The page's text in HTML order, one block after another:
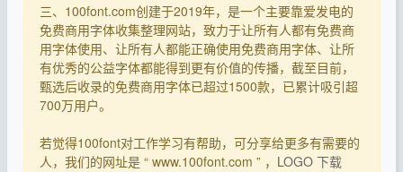
三、100font.com创建于2019年，是一个主要靠爱发电的
免费商用字体收集整理网站，致力于让所有人都有免费商
用字体使用、让所有人都能正确使用免费商用字体、让所
有优秀的公益字体都能得到更有价值的传播，截至目前，
甄选后收录的免费商用字体已超过1500款，已累计吸引超
700万用户。
若觉得100font对工作学习有帮助，可分享给更多有需要的
人，我们的网址是 “ www.100font.com ” ， LOGO 下载